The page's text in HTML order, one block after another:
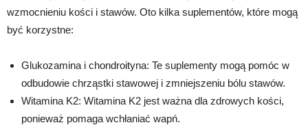
wzmocnieniu kości i stawów. Oto kilka suplementów, które mogą
być korzystne:
Glukozamina i chondroityna: Te suplementy mogą pomóc w
odbudowie chrząstki stawowej i zmniejszeniu bólu stawów.
Witamina K2: Witamina K2 jest ważna dla zdrowych kości,
ponieważ pomaga wchłaniać wapń.